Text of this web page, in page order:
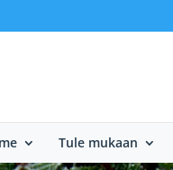
Tule mukaan